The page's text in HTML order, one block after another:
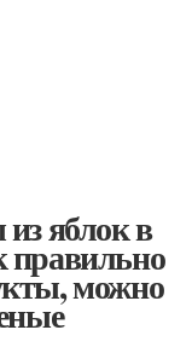
яблок в
правильно
можно